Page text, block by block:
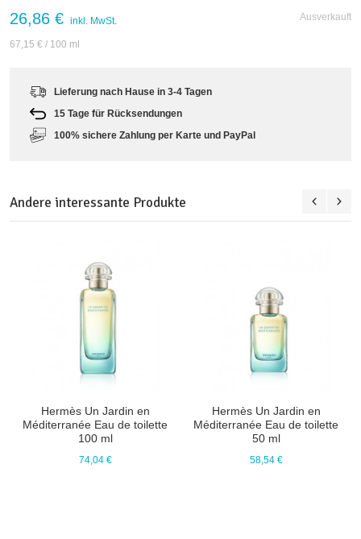
Ausverkauft
26,86 € inkl. MwSt.
67,15 € / 100 ml
Lieferung nach Hause in 3-4 Tagen
15 Tage für Rücksendungen
100% sichere Zahlung per Karte und PayPal
Andere interessante Produkte
Hermès Un Jardin en
Méditerranée Eau de toilette
100 ml
74,04 €
Hermès Un Jardin en
Méditerranée Eau de toilette
50 ml
58,54 €